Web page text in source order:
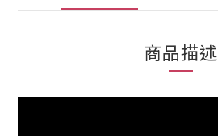
商品描述